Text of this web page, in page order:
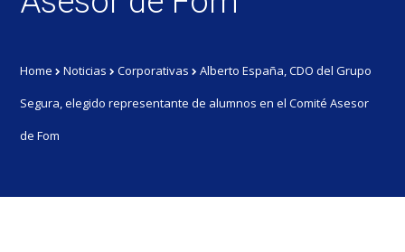
Home Noticias Corporativas
Alberto España, CDO del Grupo
Segura, elegido representante de alumnos en el Comité Asesor
de Fom